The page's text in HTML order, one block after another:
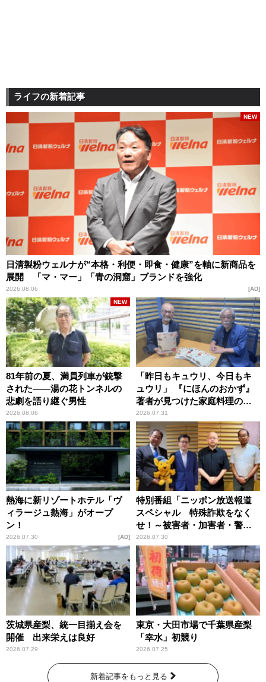
ライフの新着記事
日清製粉ウェルナが“本格・利便・即食・健康”を軸に新商品を
展開 「マ・マー」「青の洞窟」ブランドを強化
2026.08.06
NEW
AD
81年前の夏、満員列車が銃撃
された――湯の花トンネルの
悲劇を語り継ぐ男性
2026.08.06
NEW
「昨日もキュウリ、今日もキ
ュウリ」 『にほんのおかず』
著者が見つけた家庭料理の知
恵
2026.07.31
熱海に新リゾートホテル「ヴ
ィラージュ熱海」がオープ
ン！
2026.07.30 AD
特別番組「ニッポン放送報道
スペシャル 特殊詐欺をなく
せ！～被害者・加害者・警視
庁が語るトクリュウの実態
～」放送
2026.07.30
茨城県産梨、統一目揃え会を
開催 出来栄えは良好
2026.07.29
東京・大田市場で千葉県産梨
「幸水」初競り
2026.07.25
新着記事をもっと見る